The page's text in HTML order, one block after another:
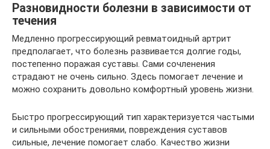
Разновидности болезни в зависимости от
течения
Медленно прогрессирующий ревматоидный артрит
предполагает, что болезнь развивается долгие годы,
постепенно поражая суставы. Сами сочленения
страдают не очень сильно. Здесь помогает лечение и
можно сохранить довольно комфортный уровень жизни.
Быстро прогрессирующий тип характеризуется частыми
и сильными обострениями, повреждения суставов
сильные, лечение помогает слабо. Качество жизни